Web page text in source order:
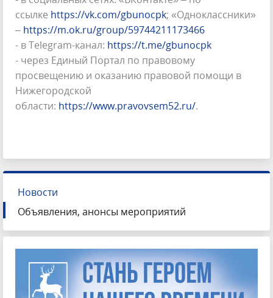
ссылке https://vk.com/gbunocpk; «Одноклассники»
– https://m.ok.ru/group/59744211173466
- в Telegram-канал: https://t.me/gbunocpk
- через Единый Портал по правовому
просвещению и оказанию правовой помощи в
Нижегородской
области: https://www.pravovsem52.ru/.
Новости
Объявления, анонсы мероприятий